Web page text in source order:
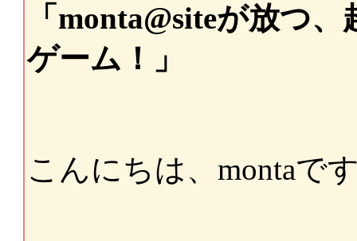
「monta@siteが放つ
ゲーム！」
こんにちは、montaで